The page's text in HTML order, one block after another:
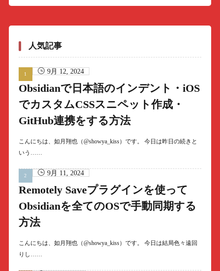
人気記事
9月 12, 2024
Obsidianで日本語のインデント・iOS
でカスタムCSSスニペット作成・
GitHub連携をする方法
こんにちは、如月翔也（@showya_kiss）です。 今日は昨日の続きと
いう……
9月 11, 2024
Remotely Saveプラグインを使って
Obsidianを全てのOSで手動同期する
方法
こんにちは、如月翔也（@showya_kiss）です。 今日は結局色々遠回
りし……